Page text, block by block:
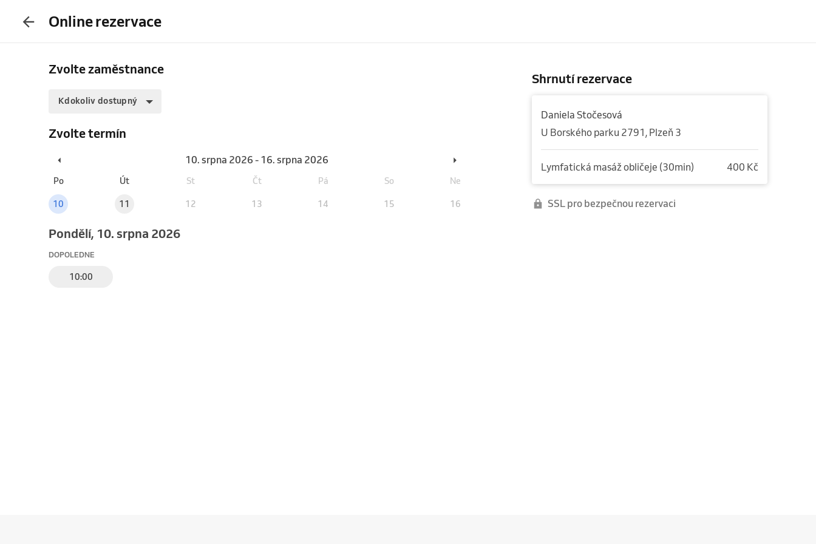
Online rezervace
Zvolte zaměstnance
Kdokoliv dostupný
Zvolte termín
10. srpna 2026 - 16. srpna 2026
Po Út St Čt Pá So Ne
10 11 12 13 14 15 16
pondělí, 10. srpna 2026
DOPOLEDNE
10:00
Shrnutí rezervace
Daniela Stočesová
U Borského parku 2791, Plzeň 3
Lymfatická masáž obličeje (30min) 400 Kč
SSL pro bezpečnou rezervaci